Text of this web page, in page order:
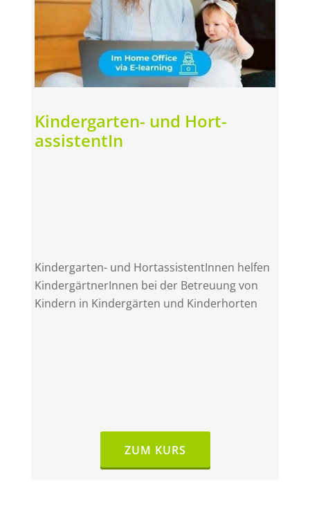
Kindergarten- und Hort­
assistent­In
Kindergarten- und HortassistentInnen helfen
KindergärtnerInnen bei der Betreuung von
Kindern in Kindergärten und Kinderhorten
ZUM KURS